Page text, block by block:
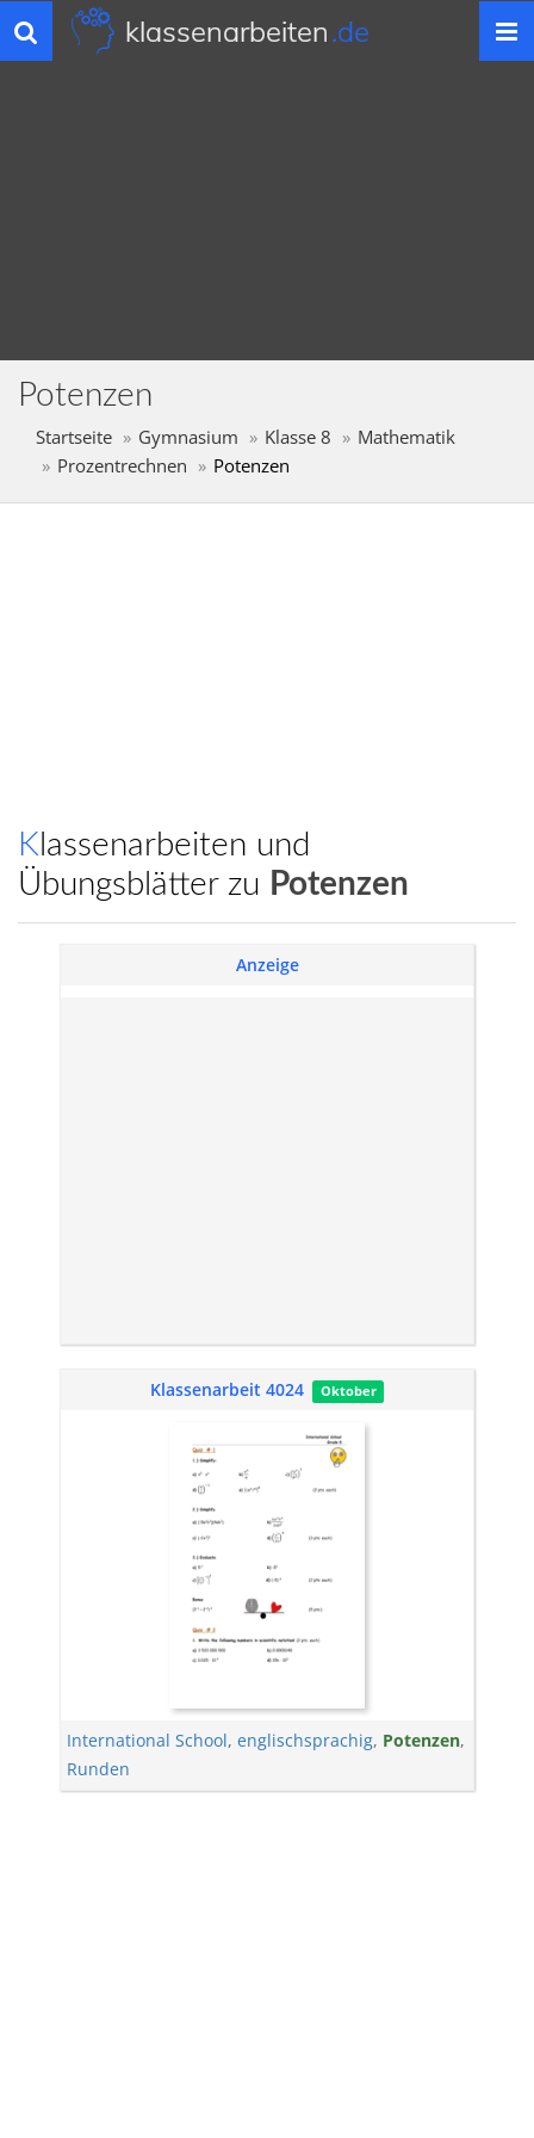
Toggle
navigation
klassenarbeiten.de
Potenzen
Startseite Gymnasium Klasse 8
Mathematik
Prozentrechnen
Potenzen
Klassenarbeiten und
Übungsblätter zu Potenzen
Anzeige
Klassenarbeit 4024 Oktober
International School, englischsprachig, Potenzen,
Runden